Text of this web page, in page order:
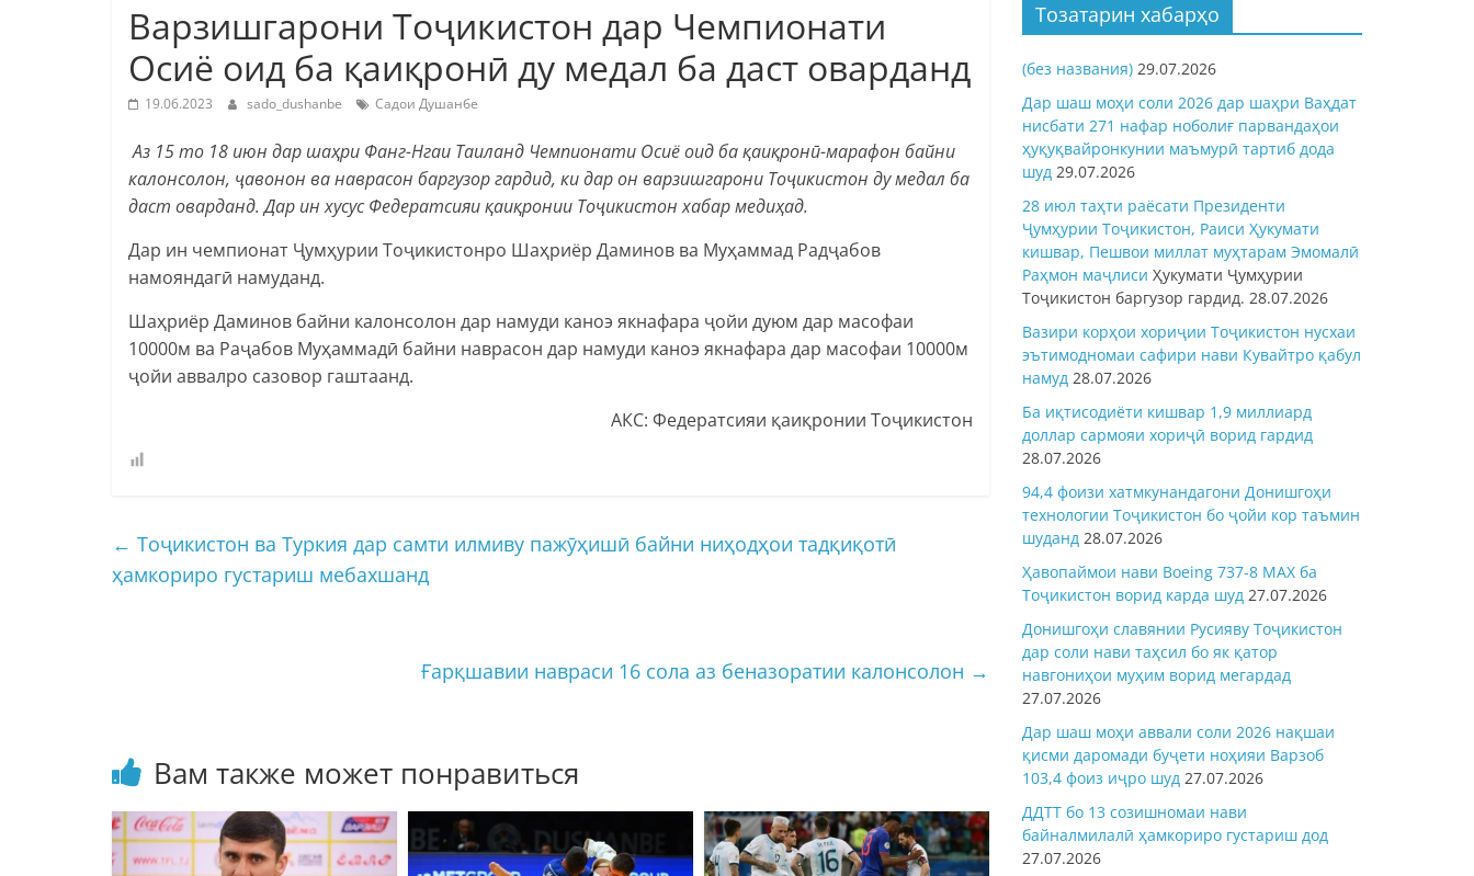
Варзишгарони Тоҷикистон дар Чемпионати
Осиё оид ба қаиқронӣ ду медал ба даст оварданд
19.06.2023 sado_dushanbe Садои Душанбе
Аз 15 то 18 июн дар шаҳри Фанг-Нгаи Таиланд Чемпионати Осиё оид ба қаиқронӣ-марафон байни
калонсолон, ҷавонон ва наврасон баргузор гардид, ки дар он варзишгарони Тоҷикистон ду медал ба
даст оварданд. Дар ин хусус Федератсияи қаиқронии Тоҷикистон хабар медиҳад.
Дар ин чемпионат Ҷумҳурии Тоҷикистонро Шаҳриёр Даминов ва Муҳаммад Радҷабов
намояндагӣ намуданд.
Шаҳриёр Даминов байни калонсолон дар намуди каноэ якнафара ҷойи дуюм дар масофаи
10000м ва Раҷабов Муҳаммадӣ байни наврасон дар намуди каноэ якнафара дар масофаи 10000м
ҷойи аввалро сазовор гаштаанд.
АКС: Федератсияи қаиқронии Тоҷикистон
← Тоҷикистон ва Туркия дар самти илмиву пажӯҳишӣ байни ниҳодҳои тадқиқотӣ
ҳамкориро густариш мебахшанд
Ғарқшавии навраси 16 сола аз беназоратии калонсолон →
Вам также может понравиться
Тозатарин хабарҳо
(без названия) 29.07.2026
Дар шаш моҳи соли 2026 дар шаҳри Ваҳдат
нисбати 271 нафар ноболиғ парвандаҳои
ҳуқуқвайронкунии маъмурӣ тартиб дода
шуд 29.07.2026
28 июл таҳти раёсати Президенти
Ҷумҳурии Тоҷикистон, Раиси Ҳукумати
кишвар, Пешвои миллат муҳтарам Эмомалӣ
Раҳмон маҷлиси Ҳукумати Ҷумҳурии
Тоҷикистон баргузор гардид. 28.07.2026
Вазири корҳои хориҷии Тоҷикистон нусхаи
эътимодномаи сафири нави Кувайтро қабул
намуд 28.07.2026
Ба иқтисодиёти кишвар 1,9 миллиард
доллар сармояи хориҷӣ ворид гардид
28.07.2026
94,4 фоизи хатмкунандагони Донишгоҳи
технологии Тоҷикистон бо ҷойи кор таъмин
шуданд 28.07.2026
Ҳавопаймои нави Boeing 737-8 MAX ба
Тоҷикистон ворид карда шуд 27.07.2026
Донишгоҳи славянии Русияву Тоҷикистон
дар соли нави таҳсил бо як қатор
навгониҳои муҳим ворид мегардад
27.07.2026
Дар шаш моҳи аввали соли 2026 нақшаи
қисми даромади буҷети ноҳияи Варзоб
103,4 фоиз иҷро шуд 27.07.2026
ДДТТ бо 13 созишномаи нави
байналмилалӣ ҳамкориро густариш дод
27.07.2026